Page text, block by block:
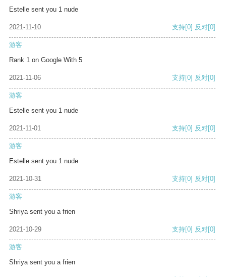
Estelle sent you 1 nude
2021-11-10 支持[0] 反对[0]
游客
Rank 1 on Google With 5
2021-11-06 支持[0] 反对[0]
游客
Estelle sent you 1 nude
2021-11-01 支持[0] 反对[0]
游客
Estelle sent you 1 nude
2021-10-31 支持[0] 反对[0]
游客
Shriya sent you a frien
2021-10-29 支持[0] 反对[0]
游客
Shriya sent you a frien